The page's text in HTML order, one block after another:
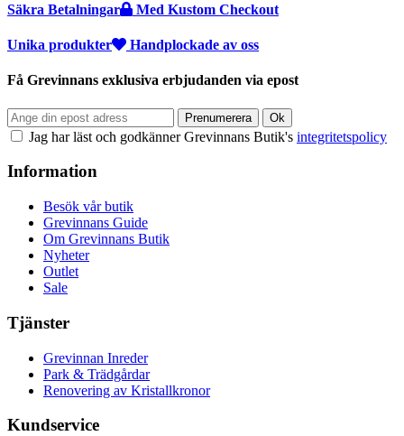
Säkra Betalningar Med Kustom Checkout
Unika produkter Handplockade av oss
Få Grevinnans exklusiva erbjudanden via epost
Jag har läst och godkänner Grevinnans Butik's integritetspolicy
Information
Besök vår butik
Grevinnans Guide
Om Grevinnans Butik
Nyheter
Outlet
Sale
Tjänster
Grevinnan Inreder
Park & Trädgårdar
Renovering av Kristallkronor
Kundservice